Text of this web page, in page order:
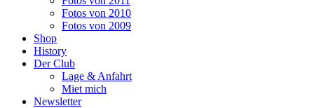
Fotos von 2010
Fotos von 2009
Shop
History
Der Club
Lage & Anfahrt
Miet mich
Newsletter